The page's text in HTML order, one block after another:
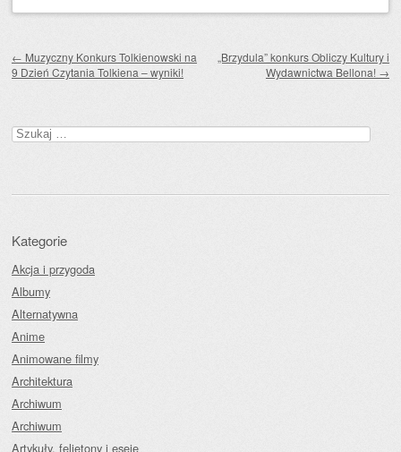
← Muzyczny Konkurs Tolkienowski na
9 Dzień Czytania Tolkiena – wyniki!
„Brzydula” konkurs Obliczy Kultury i
Wydawnictwa Bellona! →
Szukaj:
Kategorie
Akcja i przygoda
Albumy
Alternatywna
Anime
Animowane filmy
Architektura
Archiwum
Archiwum
Artykuły, felietony i eseje